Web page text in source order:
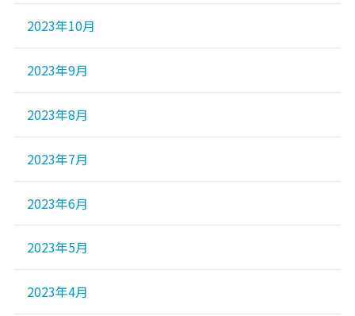
2023年10月
2023年9月
2023年8月
2023年7月
2023年6月
2023年5月
2023年4月